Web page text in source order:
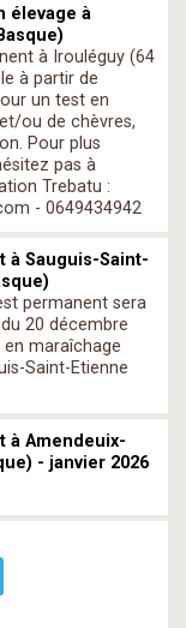
élevage à
à Irouléguy (64
à partir de
un test en
ou de chèvres,
Pour plus
pas à
Trebatu :
- 0649434942
Sauguis-Saint-
permanent sera
20 décembre
maraîchage
Saint-Etienne
à Amendeuix-
- janvier 2026